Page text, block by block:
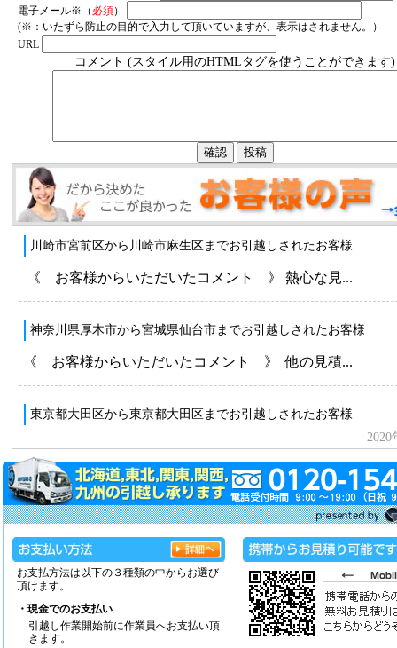
電子メール※（ 必須）
(※：いたずら防止の目的で入力して頂いていますが、表示はされません。）
URL
コメント (スタイル用のHTMLタグを使うことができます)
お支払方法は以下の３種類の中からお選び
頂けます。
・現金でのお支払い
引越し作業開始前に作業員へお支払い頂
きます。